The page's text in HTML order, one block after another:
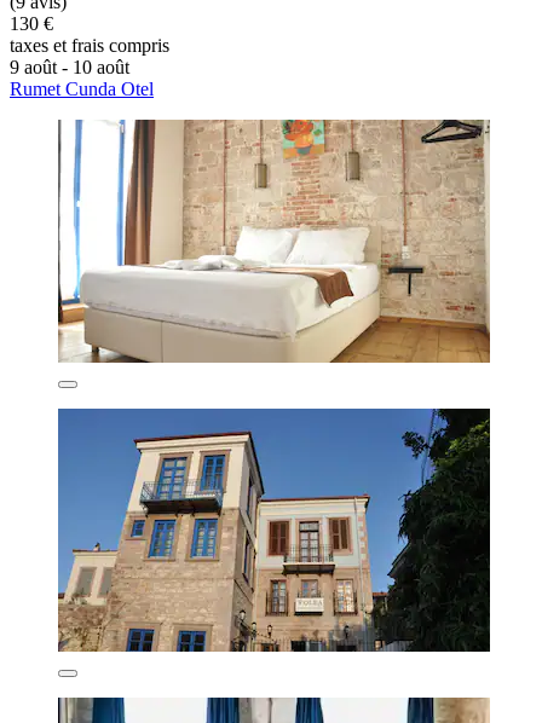
130 €
taxes et frais compris
9 août - 10 août
Rumet Cunda Otel